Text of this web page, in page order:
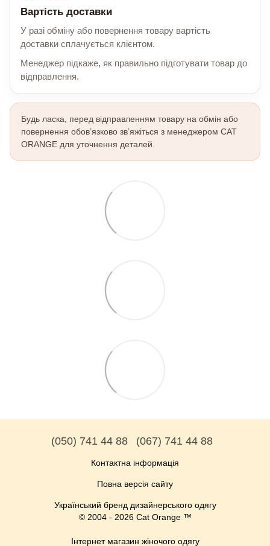
Вартість доставки
У разі обміну або повернення товару вартість
доставки сплачується клієнтом.
Менеджер підкаже, як правильно підготувати товар до
відправлення.
Будь ласка, перед відправленням товару на обмін або
повернення обов’язково зв’яжіться з менеджером CAT
ORANGE для уточнення деталей.
(050) 741 44 88 (067) 741 44 88
Контактна інформація
Повна версія сайту
Український бренд дизайнерського одягу
© 2004 - 2026 Cat Orange ™
Інтернет магазин жіночого одягу